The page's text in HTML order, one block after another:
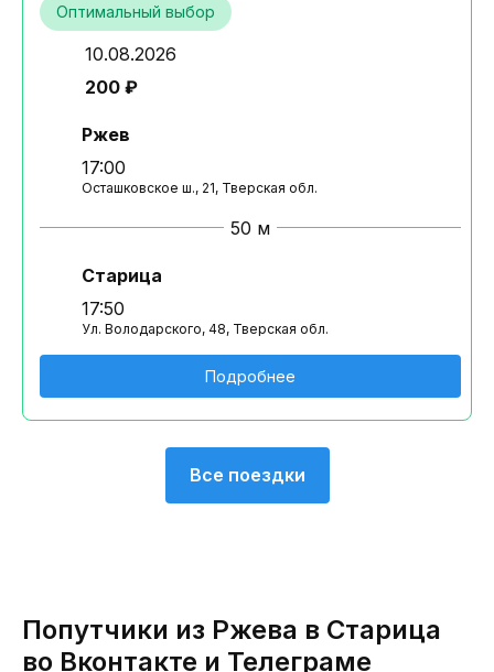
Оптимальный выбор
10.08.2026
200 ₽
Ржев
17:00
Осташковское ш., 21, Тверская обл.
50 м
Старица
17:50
Ул. Володарского, 48, Тверская обл.
Подробнее
Все поездки
Попутчики из Ржева в Старица
во Вконтакте и Телеграме